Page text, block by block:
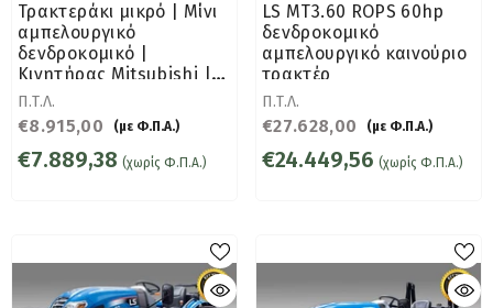
Τρακτεράκι μικρό | Μίνι
αμπελουργικό
δενδροκομικό |
Κινητήρας Mitsubishi |
SOLIS S20
Π.Τ.Λ.
€8.915,00 (με Φ.Π.Α.)
€7.889,38 (χωρίς Φ.Π.Α.)
LS MT3.60 ROPS 60hp
δενδροκομικό
αμπελουργικό καινούριο
τρακτέρ
Π.Τ.Λ.
€27.628,00 (με Φ.Π.Α.)
€24.449,56 (χωρίς Φ.Π.Α.)